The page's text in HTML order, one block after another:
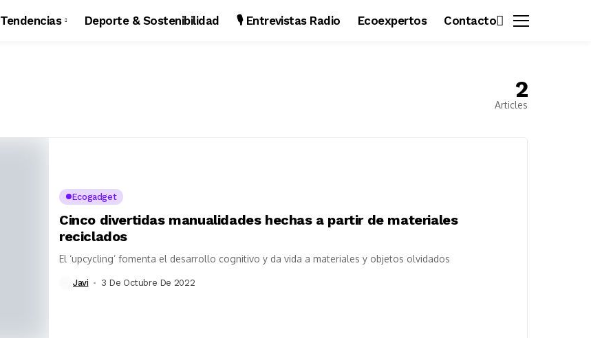
Tendencias Deporte & Sostenibilidad 🎙️ Entrevistas Radio Ecoexpertos Contacto
2
Articles
Ecogadget
Cinco divertidas manualidades hechas a partir de materiales
reciclados
El ‘upcycling’ fomenta el desarrollo cognitivo y da vida a materiales y objetos olvidados
Javi 3 De Octubre De 2022